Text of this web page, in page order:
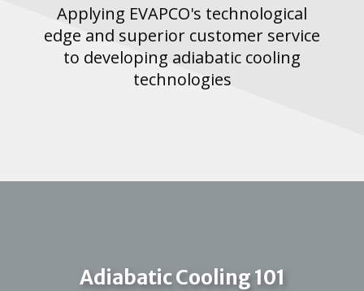
Applying EVAPCO's technological
edge and superior customer service
to developing adiabatic cooling
technologies
Adiabatic Cooling 101